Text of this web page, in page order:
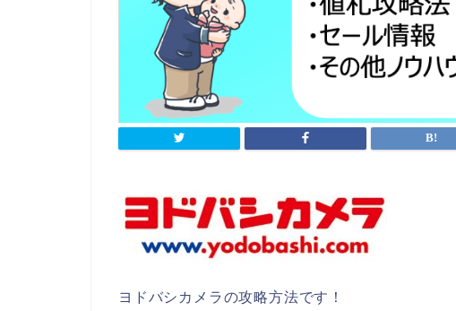
ヨドバシカメラの攻略方法です！